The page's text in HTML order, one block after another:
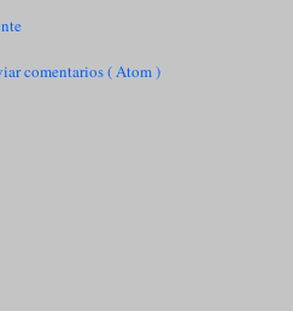
comentarios ( Atom )